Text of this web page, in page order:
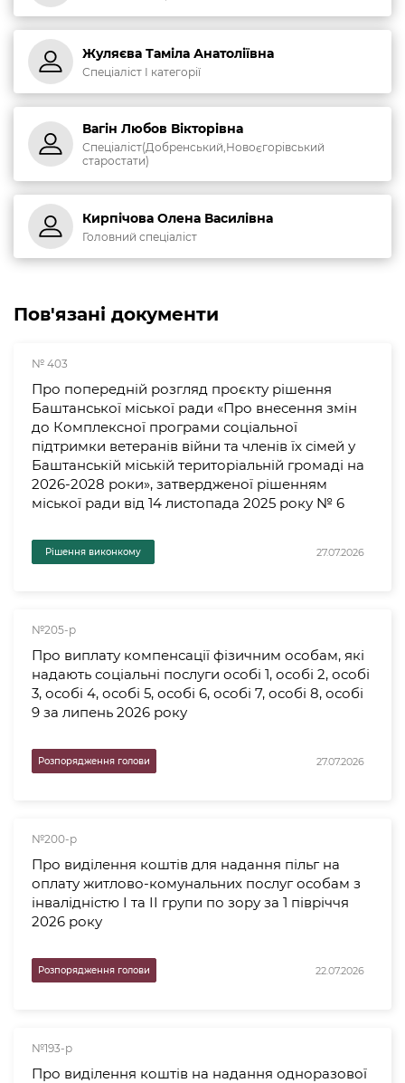
Жуляєва Таміла Анатоліївна
Спеціаліст І категорії
Вагін Любов Вікторівна
Спеціаліст(Добренський,Новоєгорівський
старостати)
Кирпічова Олена Василівна
Головний спеціаліст
Пов'язані документи
№ 403
Про попередній розгляд проєкту рішення
Баштанської міської ради «Про внесення змін
до Комплексної програми соціальної
підтримки ветеранів війни та членів їх сімей у
Баштанській міській територіальній громаді на
2026-2028 роки», затвердженої рішенням
міської ради від 14 листопада 2025 року № 6
Рішення виконкому 27.07.2026
№205-р
Про виплату компенсації фізичним особам, які
надають соціальні послуги особі 1, особі 2, особі
3, особі 4, особі 5, особі 6, особі 7, особі 8, особі
9 за липень 2026 року
Розпорядження голови 27.07.2026
№200-р
Про виділення коштів для надання пільг на
оплату житлово-комунальних послуг особам з
інвалідністю I та II групи по зору за 1 півріччя
2026 року
Розпорядження голови 22.07.2026
№193-р
Про виділення коштів на надання одноразової